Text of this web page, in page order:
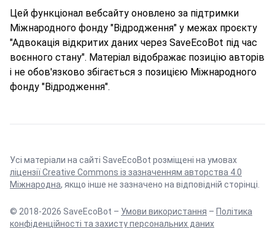
Цей функціонал вебсайту оновлено за підтримки
Міжнародного фонду "Відродження" у межах проєкту
"Адвокація відкритих даних через SaveEcoBot під час
воєнного стану". Матеріал відображає позицію авторів
і не обов'язково збігається з позицією Міжнародного
фонду "Відродження".
Усі матеріали на сайті SaveEcoBot розміщені на умовах
ліцензії Creative Commons із зазначенням авторства 4.0
Міжнародна, якщо інше не зазначено на відповідній сторінці.
© 2018-2026 SaveEcoBot – Умови використання – Політика
конфіденційності та захисту персональних даних